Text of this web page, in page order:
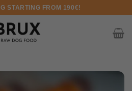
STARTING FROM 190€!